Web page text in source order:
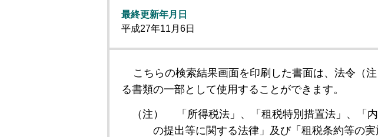
最終更新年月日
平成27年11月6日
こちらの検索結果画面を印刷した書面は、法令（
る書類の一部として使用することができます。
（注）
「所得税法」、「租税特別措置法」、「
の提出等に関する法律」及び「租税条約等の